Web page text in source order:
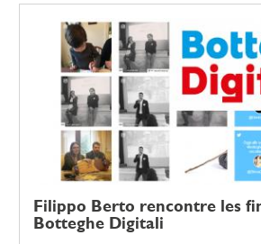
Filippo Berto rencontre les
Botteghe Digitali